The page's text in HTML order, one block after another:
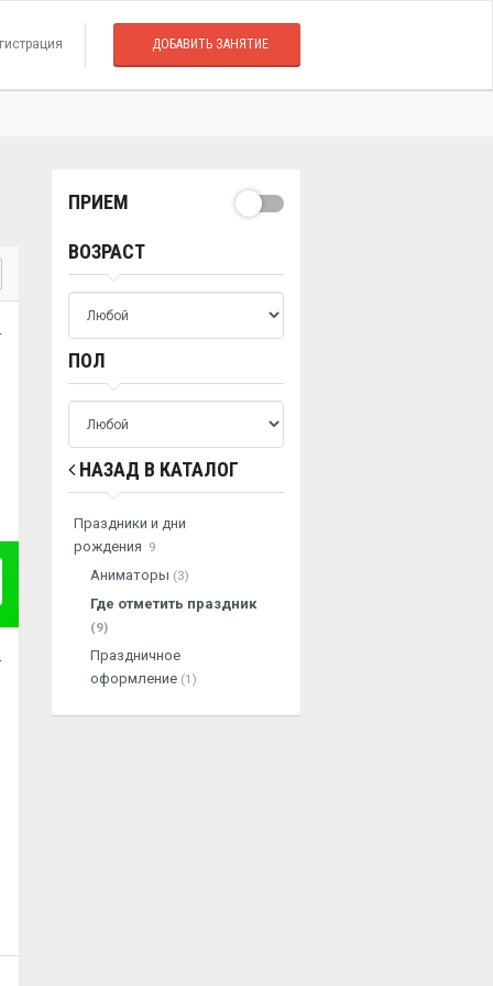
ДОБАВИТЬ ЗАНЯТИЕ
ПРИЕМ
ВОЗРАСТ
ПОЛ
НАЗАД В КАТАЛОГ
Праздники и дни
рождения 9
Аниматоры (3)
Где отметить праздник
(9)
Праздничное
оформление (1)